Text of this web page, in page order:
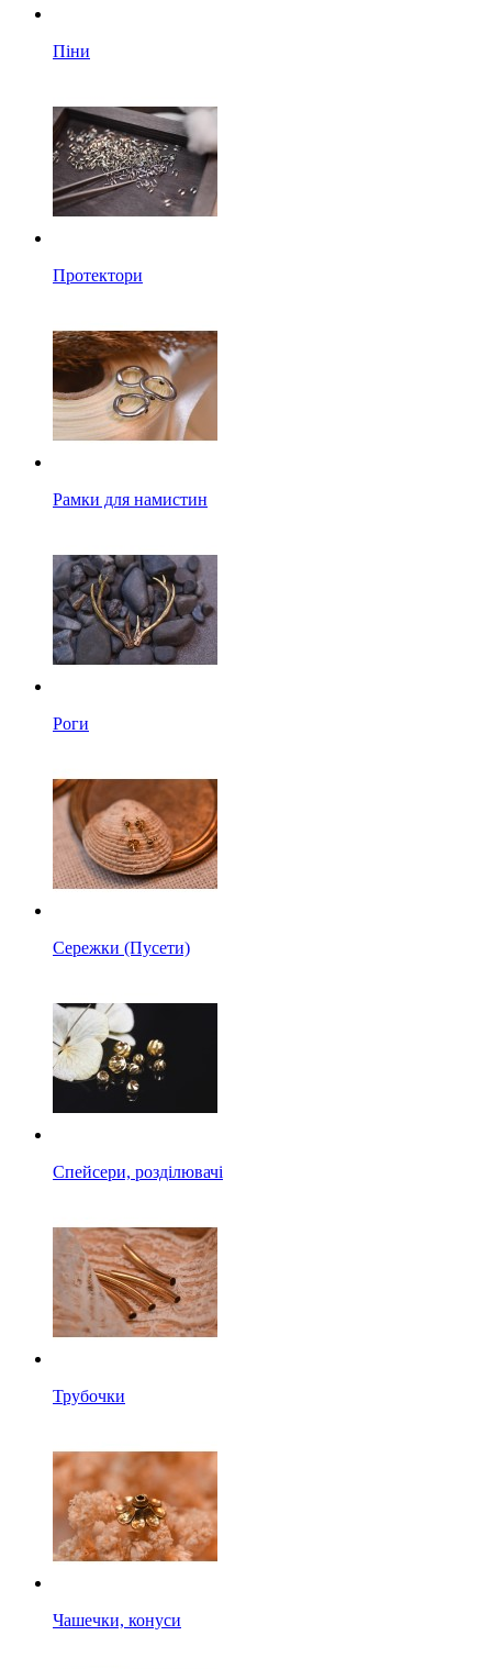
Піни
Протектори
Рамки для намистин
Роги
Сережки (Пусети)
Спейсери, розділювачі
Трубочки
Чашечки, конуси